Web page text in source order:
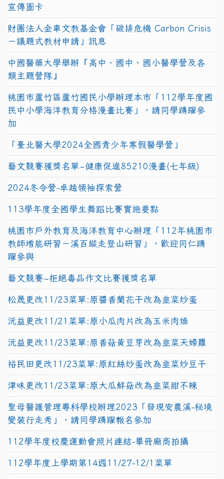
宣傳圖卡
財團法人金車文教基金會「碳排危機 Carbon Crisis
－議題式教材申請」訊息
中國醫藥大學舉辦『高中、國中、國小醫學營及各
類主題營隊』
桃園市蘆竹區蘆竹國民小學辦理本市「112學年度國
民中小學海洋教育分格漫畫比賽」，請同學踴躍參
加
「臺北醫大學2024全國青少年寒假醫學營」
藝文競賽獲獎名單~健康促進85210漫畫(七年級)
2024冬令營-卓越領袖探索營
113學年度全國學生舞蹈比賽實施要點
桃園市戶外教育及海洋教育中心辦理「112年桃園市
教師增能研習－溪百縱走登山研習」，歡迎同仁踴
躍參與
藝文競賽~拒絕毒品作文比賽獲獎名單
松晟更改11/23菜單:原醬香蘭花干改為韭菜炒蛋
沅益更改11/21菜單:原小瓜肉片改為玉米肉燥
沅益更改11/23菜單:原香菇黃豆芽改為韭菜天婦羅
裕民田更改11/23菜單:原紅絲炒蛋改為韭菜炒豆干
津味更改11/23菜單:原大瓜鮮菇改為韭菜甜不辣
聖母醫護管理專科學校辦理2023「發現安農溪-秘境
變裝行走秀」，請同學踴躍報名參加
112學年度校慶運動會照片連結-畢冊廠商拍攝
112學年度上學期第14週11/27-12/1菜單